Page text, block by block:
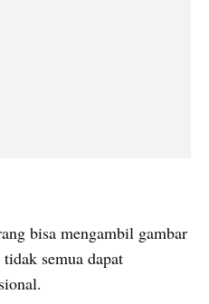
bisa mengambil gambar
semua dapat